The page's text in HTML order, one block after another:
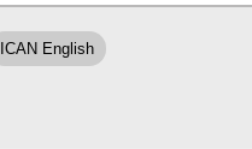
ICAN English